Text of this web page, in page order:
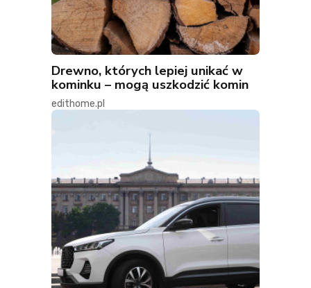
Drewno, których lepiej unikać w
kominku – mogą uszkodzić komin
edithome.pl